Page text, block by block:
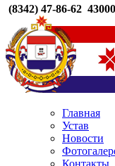
(8342) 47-86-62
Главная
Устав
Новости
Контакты